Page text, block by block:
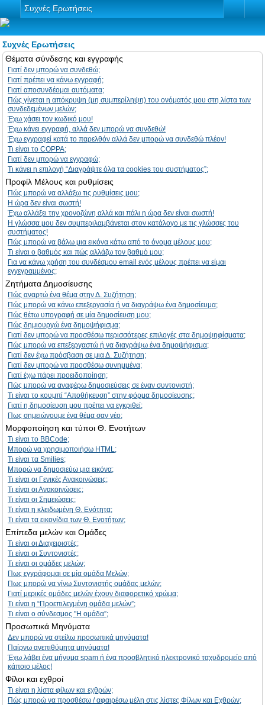
Συχνές Ερωτήσεις
Συχνές Ερωτήσεις
Θέματα σύνδεσης και εγγραφής
Γιατί δεν μπορώ να συνδεθώ;
Γιατί πρέπει να κάνω εγγραφή;
Γιατί αποσυνδέομαι αυτόματα;
Πώς γίνεται η απόκρυψη (μη συμπερίληψη) του ονόματός μου στη λίστα των
συνδεδεμένων μελών;
Έχω χάσει τον κωδικό μου!
Έχω κάνει εγγραφή, αλλά δεν μπορώ να συνδεθώ!
Έχω εγγραφεί κατά το παρελθόν αλλά δεν μπορώ να συνδεθώ πλέον!
Τι είναι το COPPA;
Γιατί δεν μπορώ να εγγραφώ;
Τι κάνει η επιλογή “Διαγράψτε όλα τα cookies του συστήματος”;
Προφίλ Μέλους και ρυθμίσεις
Πώς μπορώ να αλλάξω τις ρυθμίσεις μου;
Η ώρα δεν είναι σωστή!
Έχω αλλάξει την χρονοζώνη αλλά και πάλι η ώρα δεν είναι σωστή!
Η γλώσσα μου δεν συμπεριλαμβάνεται στον κατάλογο με τις γλώσσες του
συστήματος!
Πώς μπορώ να βάλω μια εικόνα κάτω από το όνομα μέλους μου;
Τι είναι ο βαθμός και πώς αλλάζω τον βαθμό μου;
Για να κάνω χρήση του συνδέσμου email ενός μέλους πρέπει να είμαι
εγγεγραμμένος;
Ζητήματα Δημοσίευσης
Πώς αναρτώ ένα θέμα στην Δ. Συζήτηση;
Πώς μπορώ να κάνω επεξεργασία ή να διαγράψω ένα δημοσίευμα;
Πώς θέτω υπογραφή σε μία δημοσίευση μου;
Πώς δημιουργώ ένα δημοψήφισμα;
Γιατί δεν μπορώ να προσθέσω περισσότερες επιλογές στα δημοψηφίσματα;
Πώς μπορώ να επεξεργαστώ ή να διαγράψω ένα δημοψήφισμα;
Γιατί δεν έχω πρόσβαση σε μια Δ. Συζήτηση;
Γιατί δεν μπορώ να προσθέσω συνημμένα;
Γιατί έχω πάρει προειδοποίηση;
Πώς μπορώ να αναφέρω δημοσιεύσεις σε έναν συντονιστή;
Τι είναι το κουμπί “Αποθήκευση” στην φόρμα δημοσίευσης;
Γιατί η δημοσίευση μου πρέπει να εγκριθεί;
Πως σημειώνουμε ένα θέμα σαν νέο;
Μορφοποίηση και τύποι Θ. Ενοτήτων
Τι είναι το BBCode;
Μπορώ να χρησιμοποιήσω HTML;
Τι είναι τα Smilies;
Μπορώ να δημοσιεύω μια εικόνα;
Τι είναι οι Γενικές Ανακοινώσεις;
Τι είναι οι Ανακοινώσεις;
Τι είναι οι Σημειώσεις;
Τι είναι η κλειδωμένη Θ. Ενότητα;
Τι είναι τα εικονίδια των Θ. Ενοτήτων;
Επίπεδα μελών και Ομάδες
Τι είναι οι Διαχειριστές;
Τι είναι οι Συντονιστές;
Τι είναι οι ομάδες μελών;
Πως εγγράφομαι σε μία ομάδα Μελών;
Πως μπορώ να γίνω Συντονιστής ομάδας μελών;
Γιατί μερικές ομάδες μελών έχουν διαφορετικό χρώμα;
Τι είναι η “Προεπιλεγμένη ομάδα μελών”;
Τι είναι ο σύνδεσμος "Η ομάδα”;
Προσωπικά Μηνύματα
Δεν μπορώ να στείλω προσωπικά μηνύματα!
Παίρνω ανεπιθύμητα μηνύματα!
Έχω λάβει ένα μήνυμα spam ή ένα προσβλητικό ηλεκτρονικό ταχυδρομείο από
κάποιο μέλος!
Φίλοι και εχθροί
Τι είναι η λίστα φίλων και εχθρών;
Πώς μπορώ να προσθέσω / αφαιρέσω μέλη στις λίστες Φίλων και Εχθρών;